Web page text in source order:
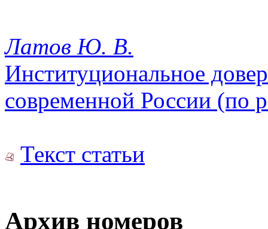
Латов Ю. В.
Институциональное
современной России (по
Текст статьи
Архив номеров